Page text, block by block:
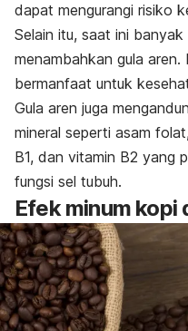
dapat mengurangi risiko
Selain itu, saat ini
menambahkan gula
bermanfaat untuk
Gula aren juga
mineral seperti asam
B1, dan vitamin B2 yang
fungsi sel tubuh.
Efek minum kopi